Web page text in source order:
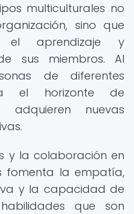
multiculturales no
sino que
el aprendizaje y
sus miembros. Al
de diferentes
el horizonte de
nuevas
y la colaboración en
fomenta la empatía,
y la capacidad de
que son